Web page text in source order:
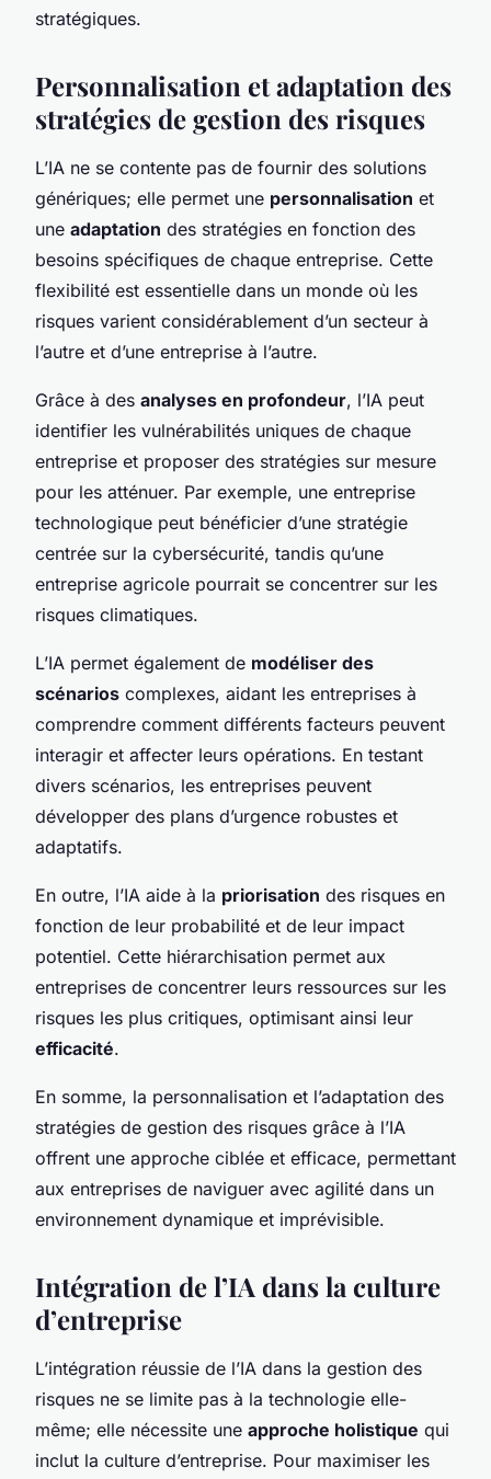
stratégiques.
Personnalisation et adaptation des
stratégies de gestion des risques
L’IA ne se contente pas de fournir des solutions
génériques; elle permet une personnalisation et
une adaptation des stratégies en fonction des
besoins spécifiques de chaque entreprise. Cette
flexibilité est essentielle dans un monde où les
risques varient considérablement d’un secteur à
l’autre et d’une entreprise à l’autre.
Grâce à des analyses en profondeur, l’IA peut
identifier les vulnérabilités uniques de chaque
entreprise et proposer des stratégies sur mesure
pour les atténuer. Par exemple, une entreprise
technologique peut bénéficier d’une stratégie
centrée sur la cybersécurité, tandis qu’une
entreprise agricole pourrait se concentrer sur les
risques climatiques.
L’IA permet également de modéliser des
scénarios complexes, aidant les entreprises à
comprendre comment différents facteurs peuvent
interagir et affecter leurs opérations. En testant
divers scénarios, les entreprises peuvent
développer des plans d’urgence robustes et
adaptatifs.
En outre, l’IA aide à la priorisation des risques en
fonction de leur probabilité et de leur impact
potentiel. Cette hiérarchisation permet aux
entreprises de concentrer leurs ressources sur les
risques les plus critiques, optimisant ainsi leur
efficacité.
En somme, la personnalisation et l’adaptation des
stratégies de gestion des risques grâce à l’IA
offrent une approche ciblée et efficace, permettant
aux entreprises de naviguer avec agilité dans un
environnement dynamique et imprévisible.
Intégration de l’IA dans la culture
d’entreprise
L’intégration réussie de l’IA dans la gestion des
risques ne se limite pas à la technologie elle-
même; elle nécessite une approche holistique qui
inclut la culture d’entreprise. Pour maximiser les